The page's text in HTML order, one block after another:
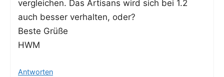
ver­glei­chen. Das Artisans wird sich bei 1.2
auch bes­ser ver­hal­ten, oder?
Bes­te Grüße
HWM
Antworten